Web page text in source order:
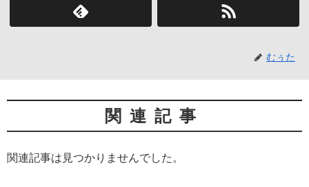
むぅた
関連記事
関連記事は見つかりませんでした。